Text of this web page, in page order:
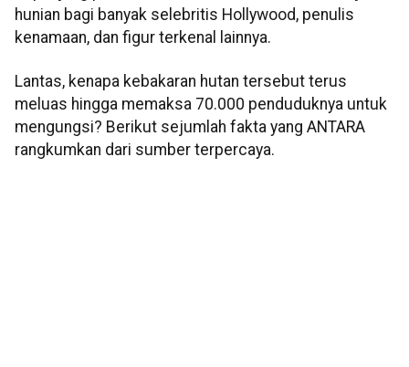
hunian bagi banyak selebritis Hollywood, penulis
kenamaan, dan figur terkenal lainnya.
Lantas, kenapa kebakaran hutan tersebut terus
meluas hingga memaksa 70.000 penduduknya untuk
mengungsi? Berikut sejumlah fakta yang ANTARA
rangkumkan dari sumber terpercaya.